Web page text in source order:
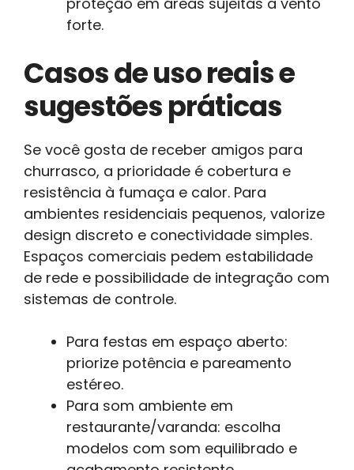
forte.
Casos de uso reais e
sugestões práticas
Se você gosta de receber amigos para
churrasco, a prioridade é cobertura e
resistência à fumaça e calor. Para
ambientes residenciais pequenos, valorize
design discreto e conectividade simples.
Espaços comerciais pedem estabilidade
de rede e possibilidade de integração com
sistemas de controle.
Para festas em espaço aberto:
priorize potência e pareamento
estéreo.
Para som ambiente em
restaurante/varanda: escolha
modelos com som equilibrado e